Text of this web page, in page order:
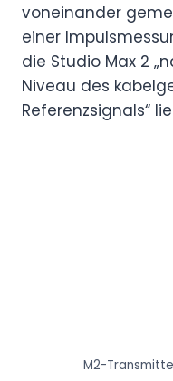
voneinander
einer
die Studio Max 2
Niveau des
Referenzsignals“
M2-